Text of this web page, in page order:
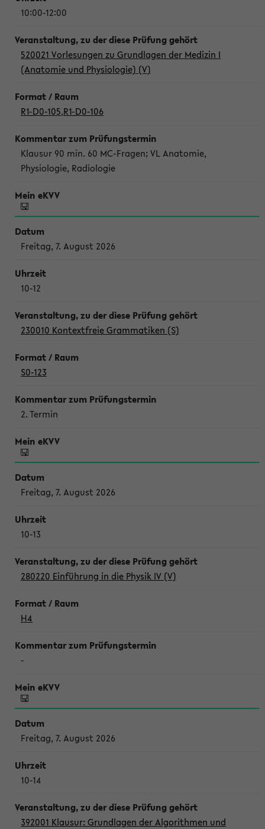
10:00-12:00
520021 Vorlesungen zu Grundlagen der Medizin I
(Anatomie und Physiologie) (V)
R1-D0-105,R1-D0-106
Klausur 90 min. 60 MC-Fragen; VL Anatomie,
Physiologie, Radiologie
Freitag, 7. August 2026
10-12
230010 Kontextfreie Grammatiken (S)
S0-123
2. Termin
Freitag, 7. August 2026
10-13
280220 Einführung in die Physik IV (V)
H4
-
Freitag, 7. August 2026
10-14
392001 Klausur: Grundlagen der Algorithmen und